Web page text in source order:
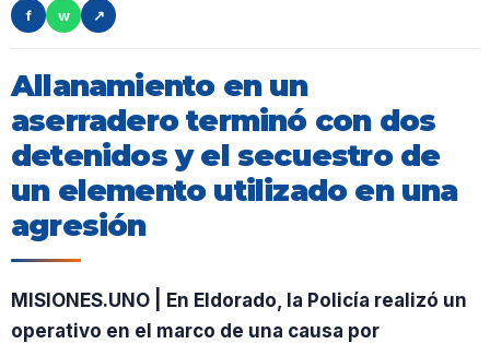
f
w ↗
Allanamiento en un
aserradero terminó con dos
detenidos y el secuestro de
un elemento utilizado en una
agresión
MISIONES.UNO | En Eldorado, la Policía realizó un
operativo en el marco de una causa por